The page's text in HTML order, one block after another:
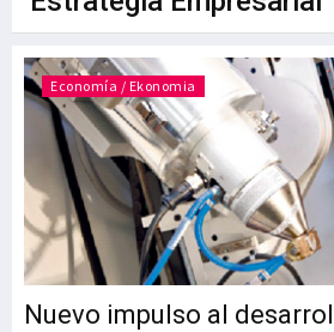
Nuevo impulso al
Economía / Ekonomia